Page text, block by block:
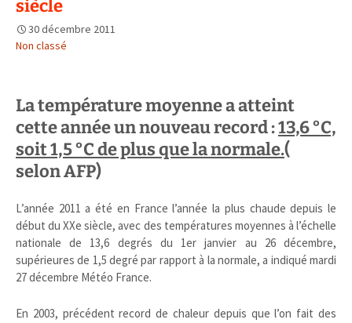
siècle
30 décembre 2011
Non classé
La température moyenne a atteint
cette année un nouveau record :13,6 °C,
soit 1,5 °C de plus que la normale.(
selon AFP)
L’année 2011 a été en France l’année la plus chaude depuis le
début du XXe siècle, avec des températures moyennes à l’échelle
nationale de 13,6 degrés du 1er janvier au 26 décembre,
supérieures de 1,5 degré par rapport à la normale, a indiqué mardi
27 décembre Météo France.
En 2003, précédent record de chaleur depuis que l’on fait des